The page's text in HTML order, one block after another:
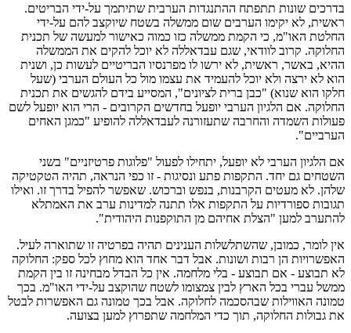
בדרכים שונות תתפתח ההתנגדות הערבית שתיתמך על-ידי הבריטים.
ראשית, לא יקימו הערבים שום ממשלה בשטח שיוקצב להם על-ידי
החלטת האו"מ, כי הקמת ממשלה כזו כמוה כאישור למעשה של תכנית
החלוקה. קרוב לוודאי, שגם עבדאללה לא יוכל להקים את הממשלה
ההיא, באשר, ראשית, לא ירשו לו מפרנסיו הבריטיים לעשות כן, ושנית
הוא לא ירצה ולא יוכל להעמיד את עצמו מול כל העולם הערבי (שעל
חלקו הוא שנוא) "כבן ברית לציונים", המסייע בידם להגשים את תכנית
החלוקה. אם הלגיון הערבי יופעל בחדשים הקרובים - הרי הוא יופעל לשם
פעולות השמדה והחרבה שתעזורנה לעבדאללה להופיע "כמגן האחים
הערביים".
אם הלגיון הערבי לא יופעל, יתחילו לפעול "פלוגות פרטיזניים" בשני
השטחים גם יחד. התקפות פתע ונסיגות - זו כפי הנראה, תהיה הטקטיקה
שלהן. לא מעטים הקרבנות, בנפש וברכוש. שאפשר להפיל בדרך זו. ואילו
תגובות ספורדיות על התקפות אלו תתנה למדינות ערב את האמתלא
להתערב למען "הצלת אחיהם מן התוקפנות היהודית".
אין לומר, כמובן, שהשתלשלות הענינים תהיה בפרטיה זו שתוארה לעיל.
האפשרויות הן רבות ושונות. אבל דבר אחד הוא מחוץ לכל ספק: החלוקה
לא תבוצע - אם תבוצע - בלי מלחמה. אין כל הבדל מבחינה זו בין הקמת
ממשל עברי בכל הארץ לבין צמצומו לשטח שהוקצב על-ידי האו"מ. בכך
טמונה האווילות שבהסכמה לחלוקה. אבל בכך טמונה גם האפשרות לבטל
את גבולות החלוקה, תוך כדי המלחמה שתפרוץ למען בצועה.